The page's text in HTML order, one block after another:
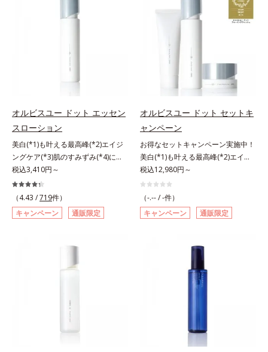
オルビスユー ドット エッセン
スローション
美白(*1)も叶える最高峰(*2)エイジ
ングケア(*3)肌のすみずみ(*4)にし
みわたるうるおい充満ローション。
ハリも透明感(*5)も結果主義。年齢
サイン(*6)の因子に着目した肌科学
エイジングケア(*3)シリーズ。オル
ビスユー ドットシリーズは、年齢
ではなく、肌で起きていることの根
年齢サインについて研究を進めたと
れている状態である「透明感のな
さ」が、大人の肌印象に大きな影響
を与えていることがわかりました。
税込3,410円～
（4.43 /719件）
キャンペーン
通販限定
オルビスユー ドット セットキ
ャンペーン
お得なセットキャンペーン実施中！
美白(*1)も叶える最高峰(*2)エイジ
ングケア(*3)。ハリも透明感(*4)も
結果主義。年齢サイン(*5)の因子に
着目した肌科学エイジングケア(*3)
シリーズ。オルビスユー ドットシ
リーズは、年齢による肌悩み一つ一
ていることの根本原因に着目。加齢
とともに現れる年齢サイン(*5)につ
いて研究を進めたところ、弾力感の
ない状態である「ハリのなさ」や、
ていることが分かりました。そこで
オルビスユー ドットシリーズは美
税込12,980円～
（-.-- / -件）
キャンペーン
通販限定